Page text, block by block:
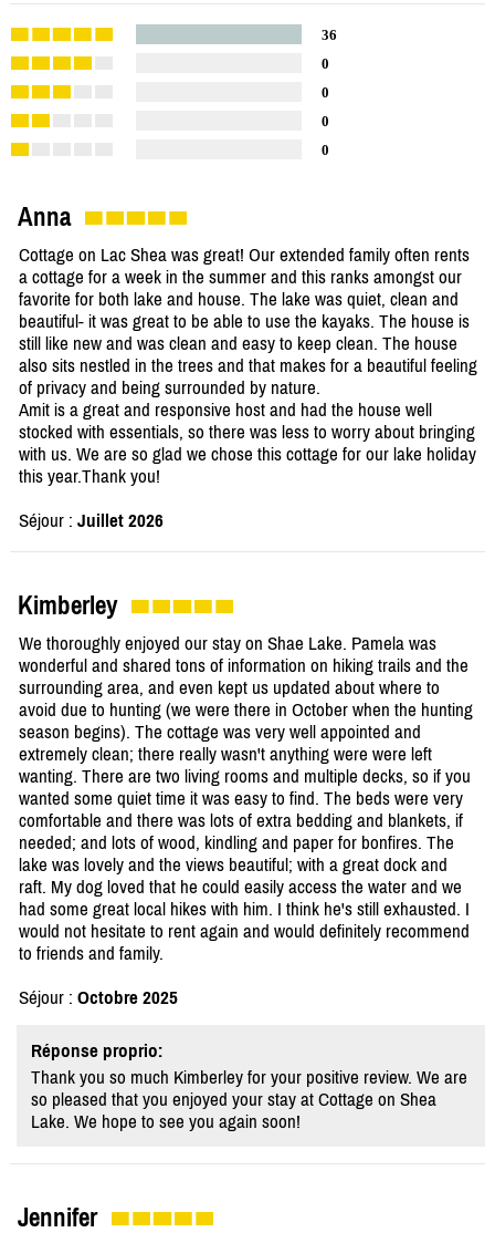
36
0
0
0
0
Anna
Cottage on Lac Shea was great! Our extended family often rents
a cottage for a week in the summer and this ranks amongst our
favorite for both lake and house. The lake was quiet, clean and
beautiful- it was great to be able to use the kayaks. The house is
still like new and was clean and easy to keep clean. The house
also sits nestled in the trees and that makes for a beautiful feeling
of privacy and being surrounded by nature.
Amit is a great and responsive host and had the house well
stocked with essentials, so there was less to worry about bringing
with us. We are so glad we chose this cottage for our lake holiday
this year.Thank you!
Séjour : Juillet 2026
Kimberley
We thoroughly enjoyed our stay on Shae Lake. Pamela was
wonderful and shared tons of information on hiking trails and the
surrounding area, and even kept us updated about where to
avoid due to hunting (we were there in October when the hunting
season begins). The cottage was very well appointed and
extremely clean; there really wasn't anything were were left
wanting. There are two living rooms and multiple decks, so if you
wanted some quiet time it was easy to find. The beds were very
comfortable and there was lots of extra bedding and blankets, if
needed; and lots of wood, kindling and paper for bonfires. The
lake was lovely and the views beautiful; with a great dock and
raft. My dog loved that he could easily access the water and we
had some great local hikes with him. I think he's still exhausted. I
would not hesitate to rent again and would definitely recommend
to friends and family.
Séjour : Octobre 2025
Réponse proprio:
Thank you so much Kimberley for your positive review. We are
so pleased that you enjoyed your stay at Cottage on Shea
Lake. We hope to see you again soon!
Jennifer